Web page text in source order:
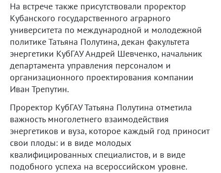
На встрече также присутствовали проректор
Кубанского государственного аграрного
университета по международной и молодежной
политике Татьяна Полутина, декан факультета
энергетики КубГАУ Андрей Шевченко, начальник
департамента управления персоналом и
организационного проектирования компании
Иван Трепутин.
Проректор КубГАУ Татьяна Полутина отметила
важность многолетнего взаимодействия
энергетиков и вуза, которое каждый год приносит
свои плоды: и в виде молодых
квалифицированных специалистов, и в виде
подобного успеха на всероссийском уровне.